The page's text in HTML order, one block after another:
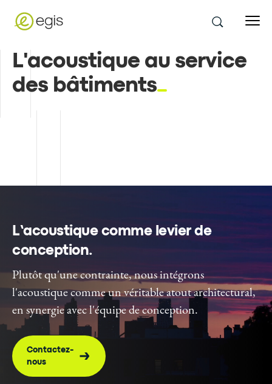
L'acoustique au service
des bâtiments
L’acoustique comme levier de
conception.
Plutôt qu'une contrainte, nous intégrons
l'acoustique comme un véritable atout architectural,
en synergie avec l'équipe de conception.
Contactez-
nous